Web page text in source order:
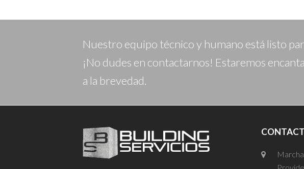
Nuestro equipo técnico y humano está listo
¡No dudes en contactarnos! Estaremos
a la brevedad.